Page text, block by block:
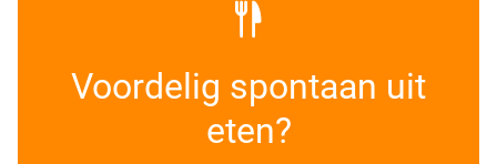
Voordelig spontaan uit
eten?